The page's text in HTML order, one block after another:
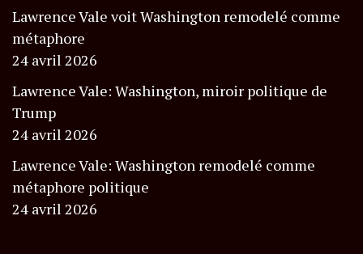
Lawrence Vale voit Washington remodelé comme
métaphore
24 avril 2026
Lawrence Vale: Washington, miroir politique de
Trump
24 avril 2026
Lawrence Vale: Washington remodelé comme
métaphore politique
24 avril 2026